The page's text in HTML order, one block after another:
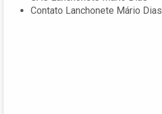
Contato Lanchonete Mário Dias